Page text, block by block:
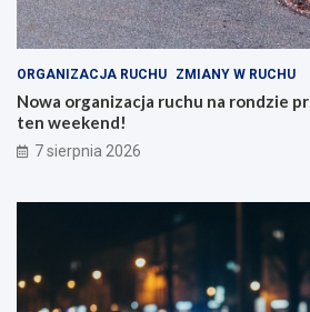
ORGANIZACJA RUCHU ZMIANY W RUCHU
Nowa organizacja ruchu na rondzie
ten weekend!
7 sierpnia 2026